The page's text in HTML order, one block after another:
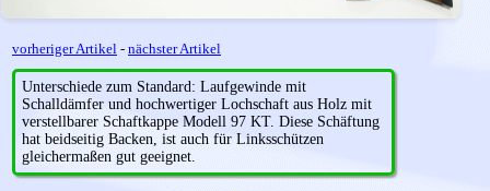
vorheriger Artikel - nächster Artikel
Unterschiede zum Standard: Laufgewinde mit
Schalldämfer und hochwertiger Lochschaft aus Holz mit
verstellbarer Schaftkappe Modell 97 KT. Diese Schäftung
hat beidseitig Backen, ist auch für Linksschützen
gleichermaßen gut geeignet.